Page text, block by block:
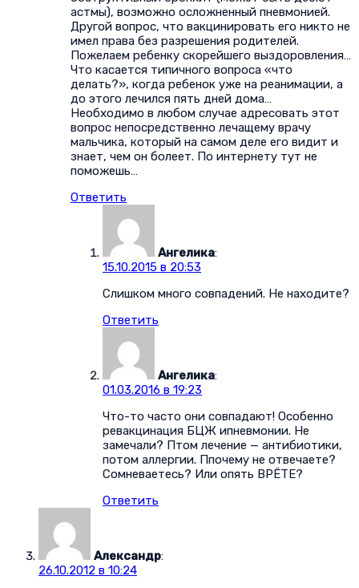
астмы), возможно осложненный пневмонией.
Другой вопрос, что вакцинировать его никто не
имел права без разрешения родителей.
Пожелаем ребенку скорейшего выздоровления…
Что касается типичного вопроса «что
делать?», когда ребенок уже на реанимации, а
до этого лечился пять дней дома…
Необходимо в любом случае адресовать этот
вопрос непосредственно лечащему врачу
мальчика, который на самом деле его видит и
знает, чем он болеет. По интернету тут не
поможешь…
Ответить
Ангелика:
15.10.2015 в 20:53
Слишком много совпадений. Не находите?
Ответить
Ангелика:
01.03.2016 в 19:23
Что-то часто они совпадают! Особенно
ревакцинация БЦЖ ипневмонии. Не
замечали? Птом лечение — антибиотики,
потом аллергии. Ппочему не отвечаете?
Сомневаетесь? Или опять ВРЁТЕ?
Ответить
Александр:
26.10.2012 в 10:24